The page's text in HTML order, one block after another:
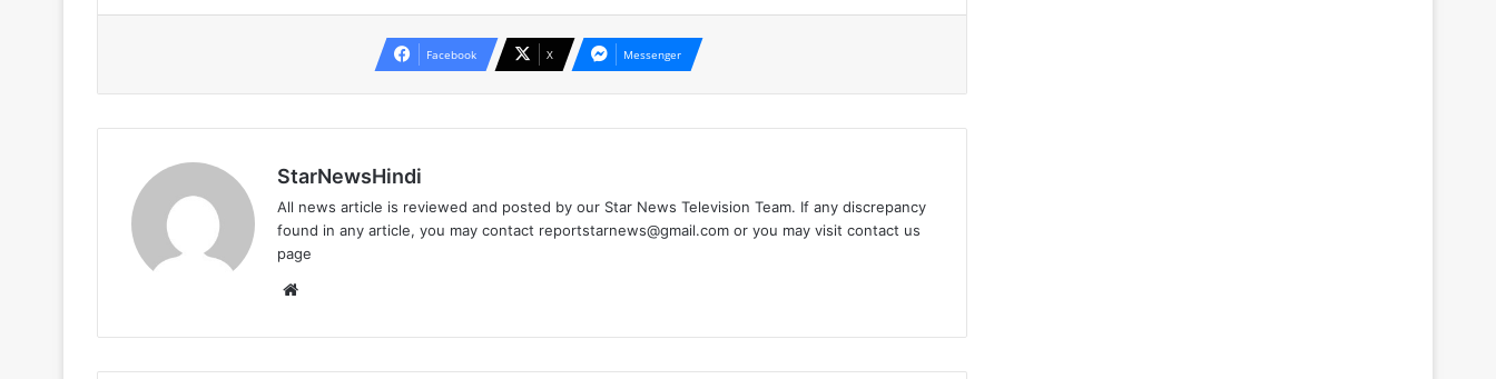
Facebook X Messenger
StarNewsHindi
All news article is reviewed and posted by our Star News Television Team. If any discrepancy
found in any article, you may contact reportstarnews@gmail.com or you may visit contact us
page